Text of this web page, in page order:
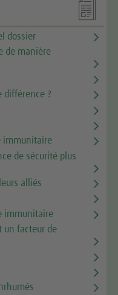

dossier
de manière
différence ?
immunitaire
de sécurité plus
alliés
immunitaire
un facteur de
enrhumés